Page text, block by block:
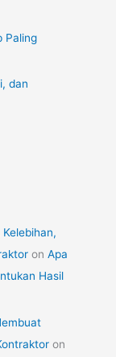
Paling
dan
onApa
Hasil
on